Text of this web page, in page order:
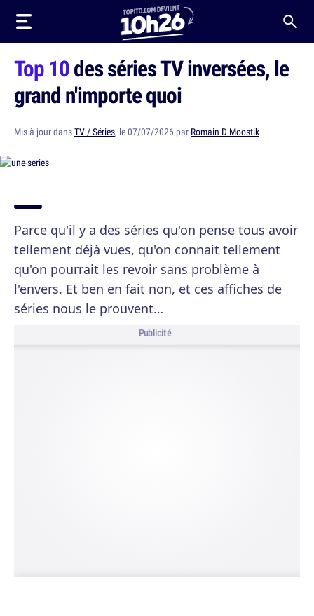
Top 10des séries TV inversées, le
grand n'importe quoi
Mis à jour dansTV / Séries, le 07/07/2026 par Romain D Moostik
Parce qu'il y a des séries qu'on pense tous avoir
tellement déjà vues, qu'on connait tellement
qu'on pourrait les revoir sans problème à
l'envers. Et ben en fait non, et ces affiches de
séries nous le prouvent…
Publicité